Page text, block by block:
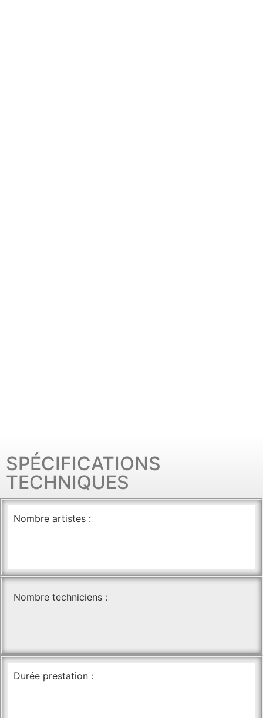
SPÉCIFICATIONS
TECHNIQUES
Nombre artistes :
Nombre techniciens :
Durée prestation :